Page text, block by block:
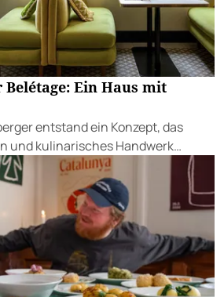
Ein Haus mit
entstand ein Konzept, das
und kulinarisches Handwerk